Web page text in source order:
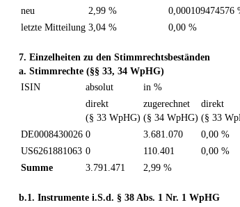
neu 2,99 % 0,000109474576
letzte Mitteilung 3,04 % 0,00 %
7. Einzelheiten zu den Stimmrechtsbeständen
a. Stimmrechte (§§ 33, 34 WpHG)
ISIN
absolut
in %
direkt
(§ 33 WpHG)
zugerechnet
(§ 34 WpHG)
direkt
(§ 33
DE0008430026 0 3.681.070 0,00 %
US6261881063 0 110.401 0,00 %
Summe
3.791.471 2,99 %
b.1. Instrumente i.S.d. § 38 Abs. 1 Nr. 1 WpHG